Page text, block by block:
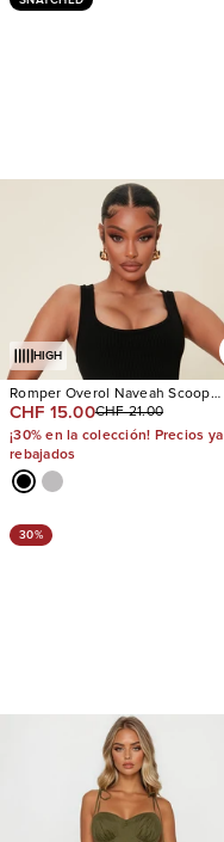
HIGH
Romper Overol Naveah Scoop
Neck Snatched
CHF 15.00CHF 21.00
¡30% en la colección! Precios ya
rebajados
30%